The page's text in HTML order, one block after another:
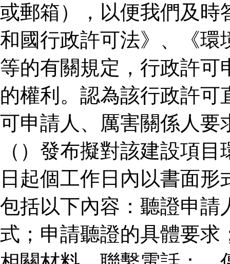
或郵箱），以便我們及時
和國行政許可法》、《環
等的有關規定，行政許可
的權利。認為該行政許
可申請人、厲害關係人要
（）發布擬對該建設項
日起個工作日內以書面
包括以下內容：聽證申請
式；申請聽證的具體要求